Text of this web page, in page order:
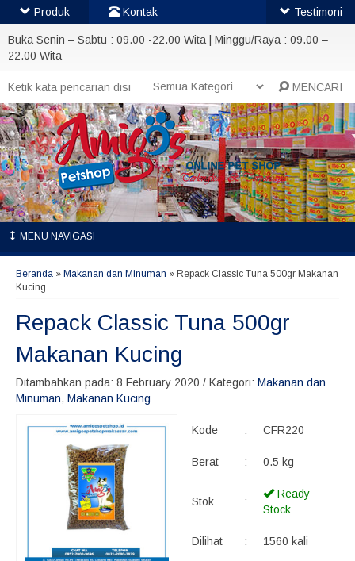
Buka Senin – Sabtu : 09.00 -22.00 Wita | Minggu/Raya : 09.00 –
22.00 Wita
MENCARI
MENU NAVIGASI
Beranda » Makanan dan Minuman » Repack Classic Tuna 500gr Makanan
Kucing
Repack Classic Tuna 500gr
Makanan Kucing
Ditambahkan pada: 8 February 2020 / Kategori: Makanan dan
Minuman, Makanan Kucing
Kode : CFR220
Berat : 0.5 kg
Stok :
Ready
Stock
Dilihat : 1560 kali
Produk Kontak Testimoni